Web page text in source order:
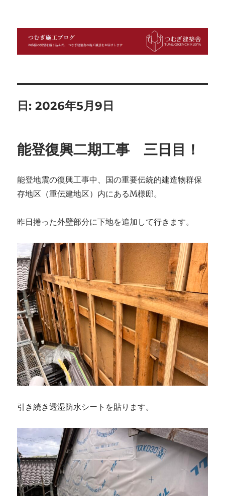
つむぎ施工ブログ
日:2026年5月9日
能登復興二期工事 三日目！
能登地震の復興工事中、国の重要伝統的建造物群保
存地区（重伝建地区）内にあるM様邸。
昨日捲った外壁部分に下地を追加して行きます。
引き続き透湿防水シートを貼ります。